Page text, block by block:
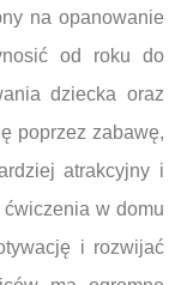
na opanowanie
od roku do
dziecka oraz
poprzez zabawę,
atrakcyjny i
w domu
i rozwijać